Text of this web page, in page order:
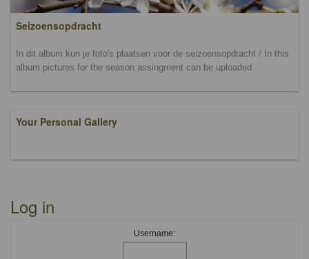
Seizoensopdracht
In dit album kun je foto's plaatsen voor de seizoensopdracht / In this
album pictures for the season assingment can be uploaded.
Your Personal Gallery
Log in
Username: